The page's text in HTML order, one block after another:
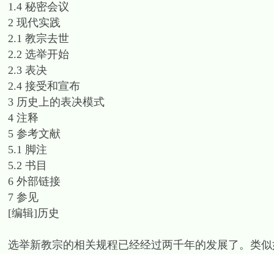
1.4 秘密会议
2 现代实践
2.1 教宗去世
2.2 选举开始
2.3 表决
2.4 接受和宣布
3 历史上的表决模式
4 注释
5 参考文献
5.1 脚注
5.2 书目
6 外部链接
7 参见
[编辑]历史
选举新教宗的相关规程已经经过两千年的发展了。类